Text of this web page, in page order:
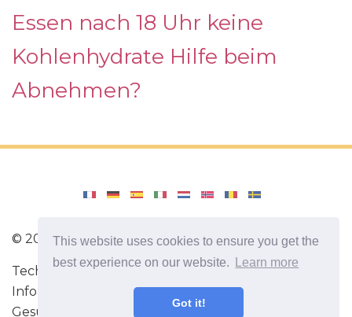
This website uses cookies to ensure you get the
best experience on our website.
Learn more
Got it!
Essen nach 18 Uhr keine
Kohlenhydrate Hilfe beim
Abnehmen?
© 2026lavozdeecuador.com
Technik für Fitnessübungen. Nützliche
Informationen zum Sport. Die besten Diäten.
Gesunde Ernährung. Alles über deine Gesundheit!